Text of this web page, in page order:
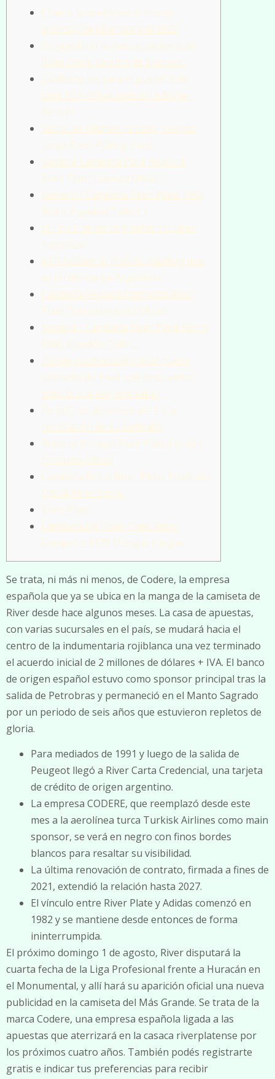
Chau a la aerolínea: el nuevo
sponsor de River para el 2022
Así quedaría la nueva camiseta de
River con el cambio de sponsor:
¿Gallardo les dará el gusto? 9 de
cada 10 hinchas quieren a Borja-
Beltrán
Recibí las últimas noticias, cúando
juega River Plate ¡y más!
Remera Camiseta Para Hombre
River Plate Licencia Oficial
Remera / Camiseta River Plate 1986
Retro Algodón Talle X L
El Top 5 de las camisetas titulares
históricas
#CR7aRiver: el insólito hashtag que
es tendencia en Argentina
Camiseta Remera Prematch River
Plate Entrenamiento Oficial
Remera / Camiseta River Plate Retro
1986 Algodón Talle L
Dónde y cómo comprar la nueva
camiseta de River con descuento:
todo lo que hay que saber
De la Cruz: de volver al 11 a la
renovación de su contrato
Remera Vintage River Plate Cordón
Producto Oficial
Camiseta Retro River Plate. Producto
Oficial River Store.
River Plate
Camíseta De River Plate Retro
Campeón 1975 Mangas Largas
Se trata, ni más ni menos, de Codere, la empresa
española que ya se ubica en la manga de la camiseta de
River desde hace algunos meses. La casa de apuestas,
con varias sucursales en el país, se mudará hacia el
centro de la indumentaria rojiblanca una vez terminado
el acuerdo inicial de 2 millones de dólares + IVA. El banco
de origen español estuvo como sponsor principal tras la
salida de Petrobras y permaneció en el Manto Sagrado
por un periodo de seis años que estuvieron repletos de
gloria.
Para mediados de 1991 y luego de la salida de
Peugeot llegó a River Carta Credencial, una tarjeta
de crédito de origen argentino.
La empresa CODERE, que reemplazó desde este
mes a la aerolínea turca Turkisk Airlines como main
sponsor, se verá en negro con finos bordes
blancos para resaltar su visibilidad.
La última renovación de contrato, firmada a fines de
2021, extendió la relación hasta 2027.
El vínculo entre River Plate y Adidas comenzó en
1982 y se mantiene desde entonces de forma
ininterrumpida.
El próximo domingo 1 de agosto, River disputará la
cuarta fecha de la Liga Profesional frente a Huracán en
el Monumental, y allí hará su aparición oficial una nueva
publicidad en la camiseta del Más Grande. Se trata de la
marca Codere, una empresa española ligada a las
apuestas que aterrizará en la casaca riverplatense por
los próximos cuatro años. También podés registrarte
gratis e indicar tus preferencias para recibir